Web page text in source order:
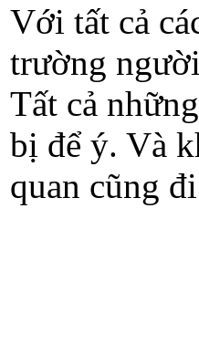
Với tất cả
trường
Tất cả
bị để ý. Và
quan cũng